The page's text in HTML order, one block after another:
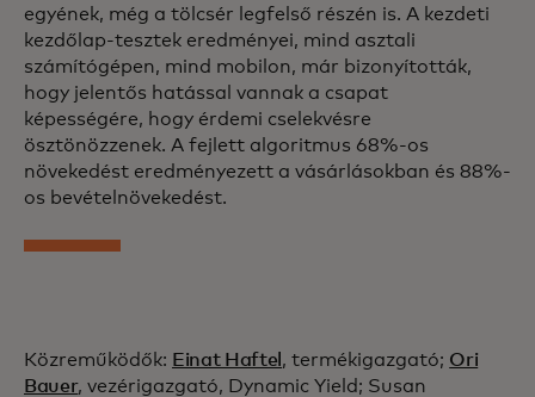
egyének, még a tölcsér legfelső részén is. A kezdeti
kezdőlap-tesztek eredményei, mind asztali
számítógépen, mind mobilon, már bizonyították,
hogy jelentős hatással vannak a csapat
képességére, hogy érdemi cselekvésre
ösztönözzenek. A fejlett algoritmus 68%-os
növekedést eredményezett a vásárlásokban és 88%-
os bevételnövekedést.
Közreműködők: Einat Haftel , termékigazgató; Ori
Bauer, vezérigazgató, Dynamic Yield; Susan